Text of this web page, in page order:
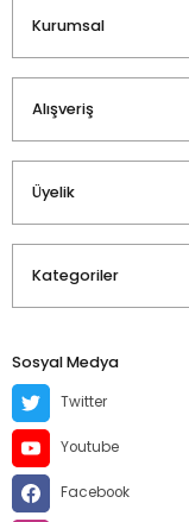
Kurumsal
Alışveriş
Üyelik
Kategoriler
Sosyal Medya
Twitter
Youtube
Facebook